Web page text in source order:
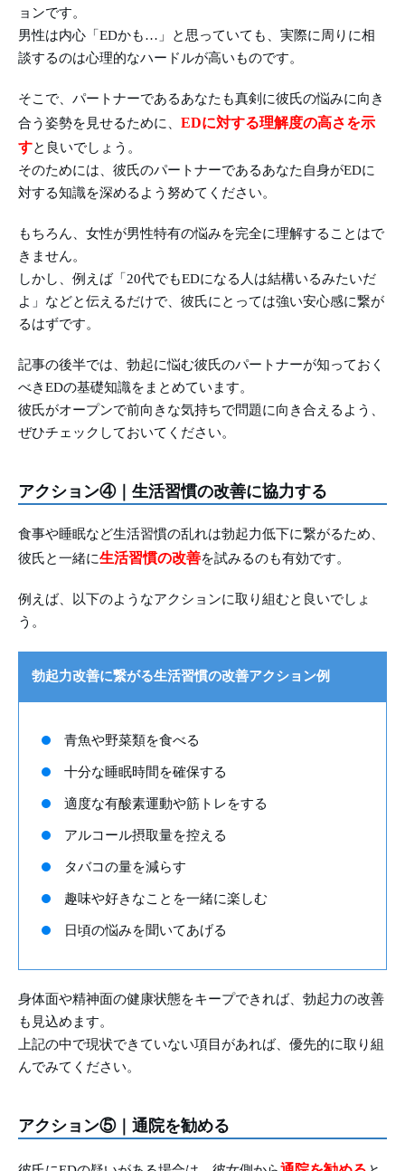
ョンです。
男性は内心「EDかも…」と思っていても、実際に周りに相
談するのは心理的なハードルが高いものです。
そこで、パートナーであるあなたも真剣に彼氏の悩みに向き
合う姿勢を見せるために、 EDに対する理解度の高さを示
すと良いでしょう。
そのためには、彼氏のパートナーであるあなた自身がEDに
対する知識を深めるよう努めてください。
もちろん、女性が男性特有の悩みを完全に理解することはで
きません。
しかし、例えば「20代でもEDになる人は結構いるみたいだ
よ」などと伝えるだけで、彼氏にとっては強い安心感に繋が
るはずです。
記事の後半では、勃起に悩む彼氏のパートナーが知っておく
べきEDの基礎知識をまとめています。
彼氏がオープンで前向きな気持ちで問題に向き合えるよう、
ぜひチェックしておいてください。
アクション④｜生活習慣の改善に協力する
食事や睡眠など生活習慣の乱れは勃起力低下に繋がるため、
彼氏と一緒に生活習慣の改善を試みるのも有効です。
例えば、以下のようなアクションに取り組むと良いでしょ
う。
勃起力改善に繋がる生活習慣の改善アクション例
青魚や野菜類を食べる
十分な睡眠時間を確保する
適度な有酸素運動や筋トレをする
アルコール摂取量を控える
タバコの量を減らす
趣味や好きなことを一緒に楽しむ
日頃の悩みを聞いてあげる
身体面や精神面の健康状態をキープできれば、勃起力の改善
も見込めます。
上記の中で現状できていない項目があれば、優先的に取り組
んでみてください。
アクション⑤｜通院を勧める